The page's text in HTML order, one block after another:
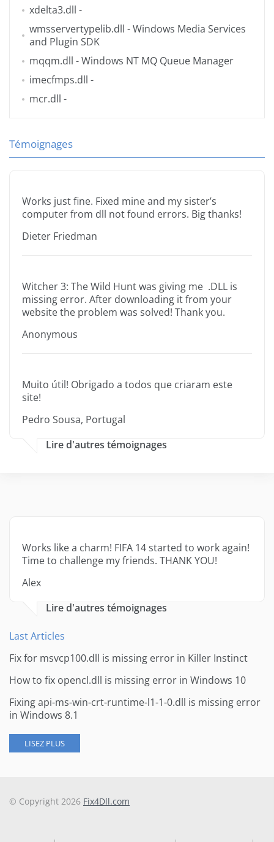
xdelta3.dll -
wmsservertypelib.dll - Windows Media Services
and Plugin SDK
mqqm.dll - Windows NT MQ Queue Manager
imecfmps.dll -
mcr.dll -
Témoignages
Works just fine. Fixed mine and my sister’s
computer from dll not found errors. Big thanks!
Dieter Friedman
Witcher 3: The Wild Hunt was giving me .DLL is
missing error. After downloading it from your
website the problem was solved! Thank you.
Anonymous
Muito útil! Obrigado a todos que criaram este
site!
Pedro Sousa, Portugal
Lire d'autres témoignages
Works like a charm! FIFA 14 started to work again!
Time to challenge my friends. THANK YOU!
Alex
Lire d'autres témoignages
Last Articles
Fix for msvcp100.dll is missing error in Killer Instinct
How to fix opencl.dll is missing error in Windows 10
Fixing api-ms-win-crt-runtime-l1-1-0.dll is missing error
in Windows 8.1
LISEZ PLUS
© Copyright 2026 Fix4Dll.com